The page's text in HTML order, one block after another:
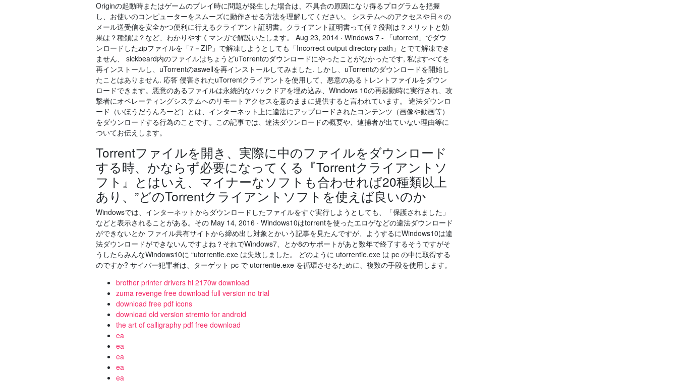
Originの起動時またはゲームのプレイ時に問題が発生した場合は、不具合の原因になり得るプログラムを把握
し、お使いのコンピューターをスムーズに動作させる方法を理解してください。 システムへのアクセスや日々の
メール送受信を安全かつ便利に行えるクライアント証明書。クライアント証明書って何？役割は？メリットと効
果は？種類は？など、わかりやすくマンガで解説いたします。 Aug 23, 2014 · Windows 7 - 「utorrent」でダウ
ンロードしたzipファイルを「7－ZIP」で解凍しようとしても「Incorrect output directory path」とでて解凍でき
ません、 sickbeard内のファイルはちょうどuTorrentのダウンロードにやったことがなかったです, 私はすべてを
再インストールし、uTorrentのaswellを再インストールしてみました. しかし、uTorrentのダウンロードを開始し
たことはありません. 応答 侵害されたuTorrentクライアントを使用して、悪意のあるトレントファイルをダウン
ロードできます。悪意のあるファイルは永続的なバックドアを埋め込み、Windows 10の再起動時に実行され、攻
撃者にオペレーティングシステムへのリモートアクセスを意のままに提供すると言われています。 違法ダウンロ
ード（いほうだうんろーど）とは、インターネット上に違法にアップロードされたコンテンツ（画像や動画等）
をダウンロードする行為のことです。この記事では、違法ダウンロードの概要や、逮捕者が出ていない理由等に
ついてお伝えします。
Torrentファイルを開き、実際に中のファイルをダウンロード
する時、かならず必要になってくる『Torrentクライアントソ
フト』とはいえ、マイナーなソフトも合わせれば20種類以上
あり、”どのTorrentクライアントソフトを使えば良いのか
Windowsでは、インターネットからダウンロードしたファイルをすぐ実行しようとしても、「保護されました」
などと表示されることがある。その May 14, 2016 · Windows10はtorrentを使ったエロゲなどの違法ダウンロード
ができないとか ファイル共有サイトから締め出し対象とかいう記事を見たんですが、ようするにWindows10は違
法ダウンロードができないんですよね？それでWindows7、とか8のサポートがあと数年で終了するそうですがそ
うしたらみんなWindows10に “utorrentie.exe は失敗しました。 どのように utorrentie.exe は pc の中に取得する
のですか? サイバー犯罪者は、ターゲット pc で utorrentie.exe を循環させるために、複数の手段を使用します。
brother printer drivers hl 2170w download
zuma revenge free download full version no trial
download free pdf icons
download old version stremio for android
the art of calligraphy pdf free download
ea
ea
ea
ea
ea